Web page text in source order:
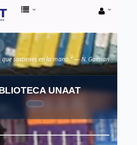
sostienes en la mano." — N. Gaiman
UNAAT